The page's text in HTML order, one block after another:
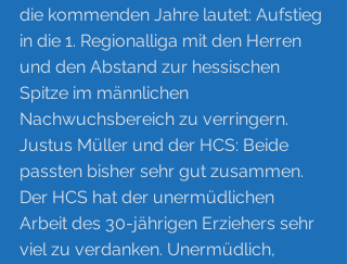
die kommenden Jahre lautet: Aufstieg
in die 1. Regionalliga mit den Herren
und den Abstand zur hessischen
Spitze im männlichen
Nachwuchsbereich zu verringern.
Justus Müller und der HCS: Beide
passten bisher sehr gut zusammen.
Der HCS hat der unermüdlichen
Arbeit des 30-jährigen Erziehers sehr
viel zu verdanken. Unermüdlich,